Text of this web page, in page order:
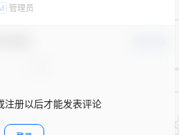
管理员
注册以后才能发表评论